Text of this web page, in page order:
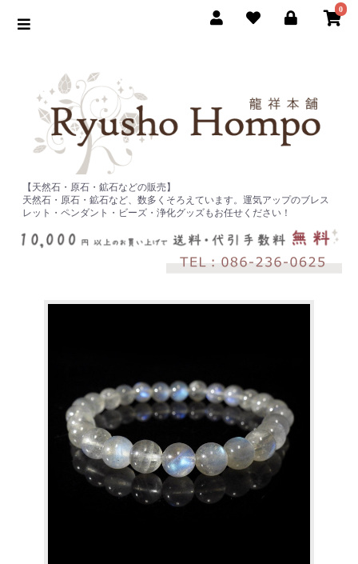
0
【天然石・原石・鉱石などの販売】
天然石・原石・鉱石など、数多くそろえています。運気アップのブレス
レット・ペンダント・ビーズ・浄化グッズもお任せください！